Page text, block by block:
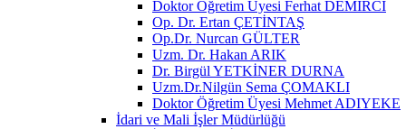
Doktor Öğretim Üyesi Ferhat DEMİRCİ
Op. Dr. Ertan ÇETİNTAŞ
Op.Dr. Nurcan GÜLTER
Uzm. Dr. Hakan ARIK
Dr. Birgül YETKİNER DURNA
Uzm.Dr.Nilgün Sema ÇOMAKLI
Doktor Öğretim Üyesi Mehmet ADIYEKE
İdari ve Mali İşler Müdürlüğü